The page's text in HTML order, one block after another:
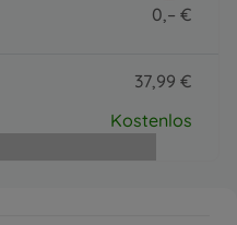
0,– €
37,99 €
Kostenlos